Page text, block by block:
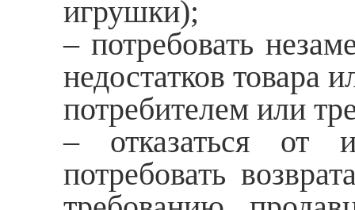
игрушки);
– потребовать
недостатков товара
потребителем или
– отказаться от
потребовать